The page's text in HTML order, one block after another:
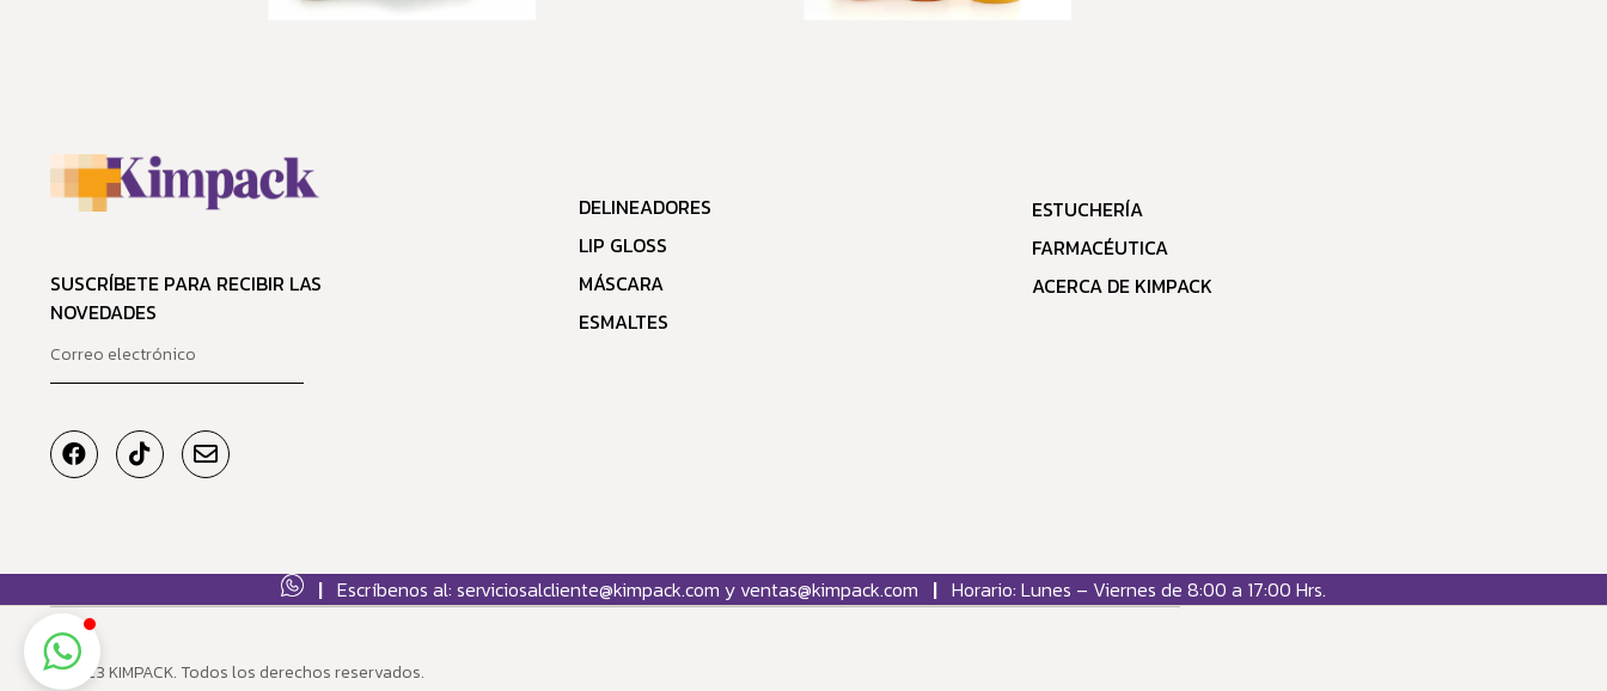
SUSCRÍBETE PARA RECIBIR LAS
NOVEDADES
DELINEADORES
LIP GLOSS
MÁSCARA
ESMALTES
ESTUCHERÍA
FARMACÉUTICA
ACERCA DE KIMPACK
| Escríbenos al: serviciosalcliente@kimpack.com y ventas@kimpack.com | Horario: Lunes – Viernes de 8:00 a 17:00 Hrs.
© 2023 KIMPACK. Todos los derechos reservados.